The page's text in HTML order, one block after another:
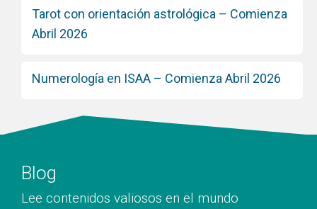
Tarot con orientación astrológica – Comienza
Abril 2026
Numerología en ISAA – Comienza Abril 2026
Blog
Lee contenidos valiosos en el mundo